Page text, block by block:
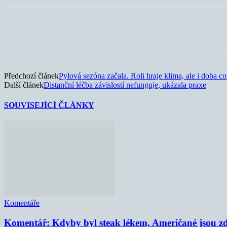
Předchozí článekPylová sezóna začala. Roli hraje klima, ale i doba
Další článekDistanční léčba závislostí nefunguje, ukázala praxe
SOUVISEJÍCÍ ČLÁNKY
Komentáře
Komentář: Kdyby byl steak lékem, Američané jsou